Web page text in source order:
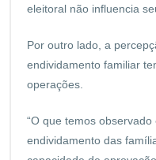
eleitoral não influencia
Por outro lado, a
endividamento familiar
operações.
“O que temos
endividamento das